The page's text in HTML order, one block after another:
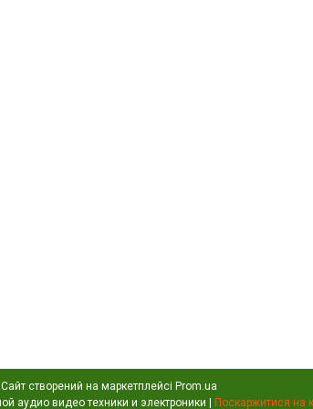
Сайт створений на маркетплейсі Prom.ua
Поскаржитися на